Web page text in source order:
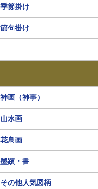
季節掛け
節句掛け
神画（神事）
山水画
花鳥画
墨蹟・書
その他人気図柄